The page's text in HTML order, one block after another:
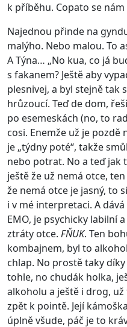
k příběhu. Copato se
Najednou přinde na
malýho. Nebo malou. To
A Týna… „No kua, co já
s fakanem? Ještě aby
plesnivej, a byl stejně tak
hrůzoucí. Teď de dom,
po esemeskách (no, to
cosi. Enemže už je pozdě
je „týdny poté“, takže
nebo potrat. No a teď jak
ještě že už nemá otce,
že nemá otce je jasný, to
i v mé interpretaci. A
EMO, je psychicky labilní
ztráty otce. FŇUK. Ten
kombajnem, byl to
chlap. No prostě taky
tohle, no chudák holka,
alkoholu a ještě i drog,
zpět k pointě. Její
úplně všude, páč je to